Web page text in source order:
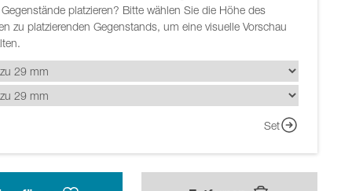
platzieren? Bitte wählen Sie die Höhe des
zu platzierenden Gegenstands, um eine visuelle Vorschau
Set